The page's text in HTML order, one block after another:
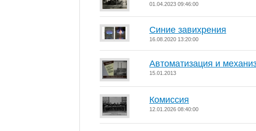
01.04.2023 09:46:00
Синие завихрения
16.08.2020 13:20:00
Автоматизация и
15.01.2013
Комиссия
12.01.2026 08:40:00